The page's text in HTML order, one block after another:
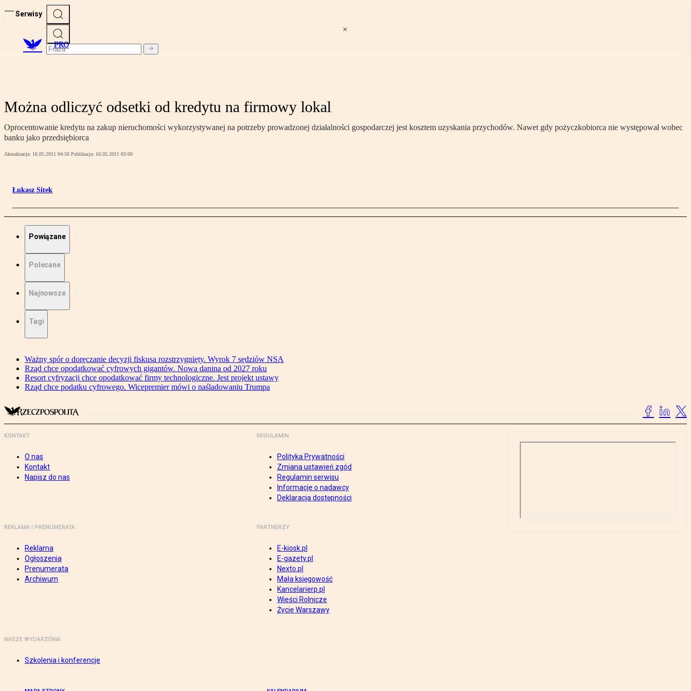
Serwisy
PRO
Można odliczyć odsetki od kredytu na firmowy lokal
Oprocentowanie kredytu na zakup nieruchomości wykorzystywanej na potrzeby prowadzonej działalności gospodarczej jest kosztem uzyskania przychodów. Nawet gdy pożyczkobiorca nie występował wobec
banku jako przedsiębiorca
Aktualizacja: 16.05.2011 04:50 Publikacja: 16.05.2011 03:00
Łukasz Sitek
Powiązane
Polecane
Najnowsze
Tagi
Ważny spór o doręczanie decyzji fiskusa rozstrzygnięty. Wyrok 7 sędziów NSA
Rząd chce opodatkować cyfrowych gigantów. Nowa danina od 2027 roku
Resort cyfryzacji chce opodatkować firmy technologiczne. Jest projekt ustawy
Rząd chce podatku cyfrowego. Wicepremier mówi o naśladowaniu Trumpa
KONTAKT
O nas
Kontakt
Napisz do nas
REGULAMIN
Polityka Prywatności
Zmiana ustawień zgód
Regulamin serwisu
Informacje o nadawcy
Deklaracja dostępności
REKLAMA I PRENUMERATA
Reklama
Ogłoszenia
Prenumerata
Archiwum
PARTNERZY
E-kiosk.pl
E-gazety.pl
Nexto.pl
Mała księgowość
Kancelarierp.pl
Wieści Rolnicze
Życie Warszawy
NASZE WYDARZENIA
Szkolenia i konferencje